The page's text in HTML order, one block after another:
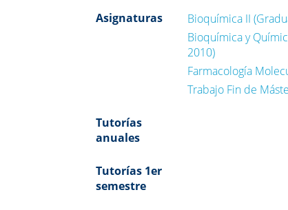
Asignaturas
Bioquímica II
Bioquímica y
2010)
Farmacología
Trabajo Fin de
Tutorías
anuales
Tutorías 1er
semestre